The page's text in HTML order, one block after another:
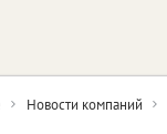
Новости компаний